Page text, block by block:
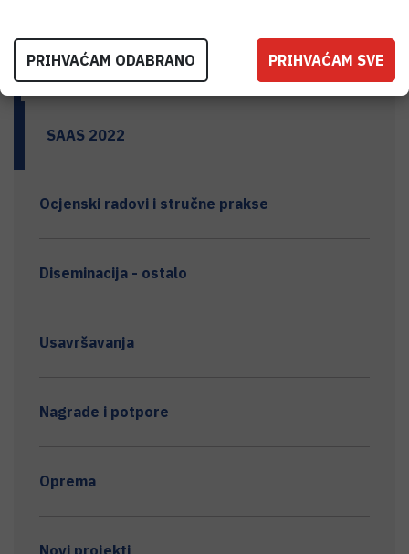
Znanstveni i stručni skupovi
SAAS 2022
Ocjenski radovi i stručne prakse
Diseminacija - ostalo
Usavršavanja
Nagrade i potpore
Oprema
Novi projekti
PRIHVAĆAM ODABRANO PRIHVAĆAM SVE